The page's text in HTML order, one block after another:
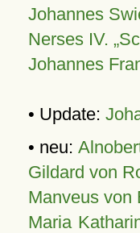
Johannes
Nerses IV.
Johannes
• Update:
• neu:
Gildard von
Manveus von
Maria